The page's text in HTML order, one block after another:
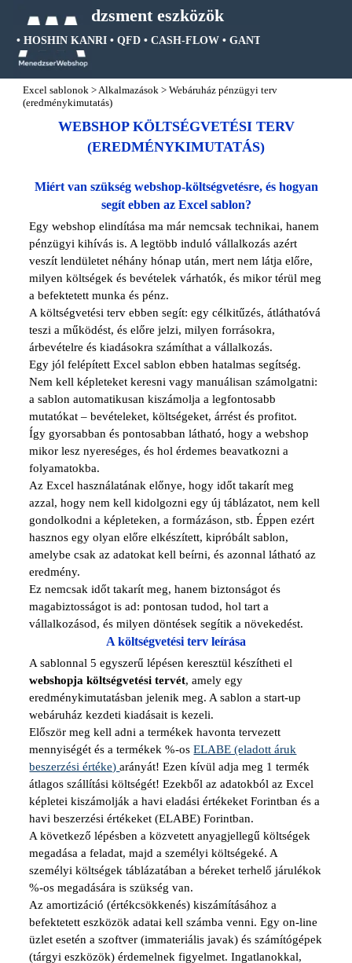
Menedzsment eszközök
KANRI • QFD • CASH-FLOW • GANTT DIAGRAM • FA
Ugrás a menüre
Excel sablonok >Alkalmazások >Webáruház pénzügyi terv
(eredménykimutatás)
WEBSHOP KÖLTSÉGVETÉSI TERV
(EREDMÉNYKIMUTATÁS)
Miért van szükség webshop-költségvetésre, és hogyan
segít ebben az Excel sablon?
Egy webshop elindítása ma már nemcsak technikai, hanem
pénzügyi kihívás is. A legtöbb induló vállalkozás azért
veszít lendületet néhány hónap után, mert nem látja előre,
milyen költségek és bevételek várhatók, és mikor térül meg
a befektetett munka és pénz.
A költségvetési terv ebben segít: egy célkitűzés, átláthatóvá
teszi a működést, és előre jelzi, milyen forrásokra,
árbevételre és kiadásokra számíthat a vállalkozás.
Egy jól felépítettExcel sablon ebben hatalmas segítség.
Nem kell képleteket keresni vagy manuálisan számolgatni:
a sablon automatikusan kiszámolja a legfontosabb
mutatókat – bevételeket, költségeket, árrést és profitot.
Így gyorsabban és pontosabban látható, hogy a webshop
mikor lesz nyereséges, és hol érdemes beavatkozni a
folyamatokba.
Az Excel használatának előnye, hogy időt takarít meg
azzal, hogy nem kell kidolgozni egy új táblázatot, nem kell
gondolkodni a képleteken, a formázáson, stb. Éppen ezért
hasznos egy olyanelőre elkészített, kipróbált sablon,
amelybe csak az adatokat kell beírni, és azonnal látható az
eredmény.
Ez nemcsak időt takarít meg, hanem biztonságot és
magabiztosságot is ad: pontosan tudod, hol tart a
vállalkozásod, és milyen döntések segítik a növekedést.
A költségvetési terv leírása
A sablonnal 5 egyszerű lépésen keresztül készítheti el
webshopja költségvetési tervét, amely egy
eredménykimutatásban jelenik meg. A sablon a start-up
webáruház kezdeti kiadásait is kezeli.
Először meg kell adni a termékek havonta tervezett
mennyiségét és a termékek %-os ELABE (eladott áruk
beszerzési értéke)arányát! Ezen kívül adja meg 1 termék
átlagos szállítási költségét! Ezekből az adatokból az Excel
képletei kiszámolják a havi eladási értékeket Forintban és a
havi beszerzési értékeket (ELABE) Forintban.
A következő lépésben a közvetett anyagjellegű költségek
megadása a feladat, majd a személyi költségeké. A
személyi költségek táblázatában a béreket terhelő járulékok
%-os megadására is szükség van.
Az amortizáció (értékcsökkenés) kiszámításához a
befektetett eszközök adatai kell számba venni. Egy on-line
üzlet esetén a szoftver (immateriális javak) és számítógépek
(tárgyi eszközök) érdemelnek figyelmet. Ingatlanokkal,